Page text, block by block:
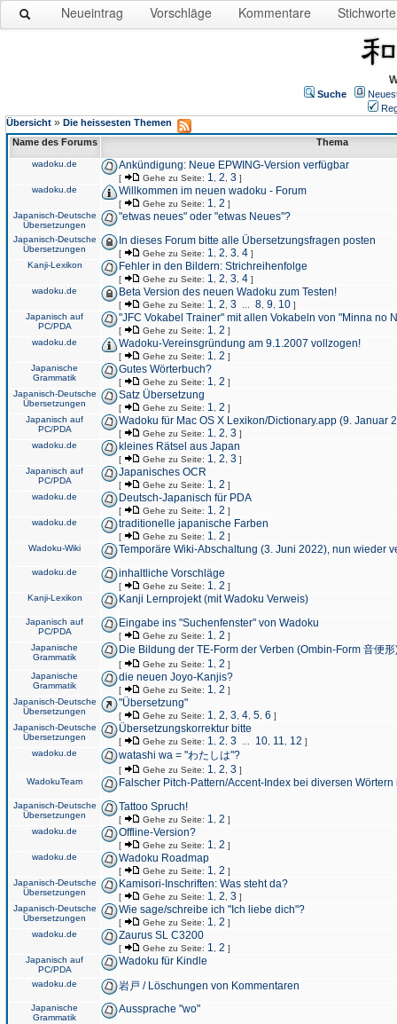
Neueintrag Vorschläge Kommentare Stichworte
Suche
Übersicht » Die heissesten Themen
Name des Forums
Thema
wadoku.de Ankündigung: Neue EPWING-Version verfügbar
[ Gehe zu Seite: 1 2 3 ]
wadoku.de
Willkommen im neuen wadoku - Forum
[ Gehe zu Seite: 1 2 ]
Japanisch-Deutsche
Übersetzungen
"etwas neues" oder "etwas Neues"?
Japanisch-Deutsche
Übersetzungen
In dieses Forum bitte alle Übersetzungsfragen posten
[ Gehe zu Seite: 1 2 3 4 ]
Kanji-Lexikon
Fehler in den Bildern: Strichreihenfolge
[ Gehe zu Seite: 1 2 3 4 ]
wadoku.de
Beta Version des neuen Wadoku zum Testen!
[ Gehe zu Seite: 1 2 3 8 9 10 ]
Japanisch auf
PC/PDA
"JFC Vokabel Trainer" mit allen Vokabeln von "Minna no
[ Gehe zu Seite: 1 2 ]
wadoku.de
Wadoku-Vereinsgründung am 9.1.2007 vollzogen!
[ Gehe zu Seite: 1 2 ]
Japanische
Grammatik
Gutes Wörterbuch?
[ Gehe zu Seite: 1 2 ]
Japanisch-Deutsche
Übersetzungen
Satz Übersetzung
[ Gehe zu Seite: 1 2 ]
Japanisch auf
PC/PDA
Wadoku für Mac OS X Lexikon/Dictionary.app (9. Januar
[ Gehe zu Seite: 1 2 3 ]
wadoku.de
kleines Rätsel aus Japan
[ Gehe zu Seite: 1 2 3 ]
Japanisch auf
PC/PDA
Japanisches OCR
[ Gehe zu Seite: 1 2 ]
wadoku.de
Deutsch-Japanisch für PDA
[ Gehe zu Seite: 1 2 ]
wadoku.de
traditionelle japanische Farben
[ Gehe zu Seite: 1 2 ]
Wadoku-Wiki
Temporäre Wiki-Abschaltung (3. Juni 2022), nun wieder
wadoku.de inhaltliche Vorschläge
[ Gehe zu Seite: 1 2 ]
Kanji-Lexikon
Kanji Lernprojekt (mit Wadoku Verweis)
Japanisch auf
PC/PDA
Eingabe ins "Suchenfenster" von Wadoku
[ Gehe zu Seite: 1 2 ]
Japanische
Grammatik
Die Bildung der TE-Form der Verben (Ombin-Form 音便形
[ Gehe zu Seite: 1 2 ]
Japanische
Grammatik
die neuen Joyo-Kanjis?
[ Gehe zu Seite: 1 2 ]
Japanisch-Deutsche
Übersetzungen
"Übersetzung"
[ Gehe zu Seite: 1 2 3 4 5 6 ]
Japanisch-Deutsche
Übersetzungen
Übersetzungskorrektur bitte
[ Gehe zu Seite: 1 2 3 10 11 12 ]
wadoku.de
watashi wa = "わたしは"?
[ Gehe zu Seite: 1 2 3 ]
WadokuTeam
Falscher Pitch-Pattern/Accent-Index bei diversen
Japanisch-Deutsche
Übersetzungen
Tattoo Spruch!
[ Gehe zu Seite: 1 2 ]
wadoku.de
Offline-Version?
[ Gehe zu Seite: 1 2 ]
wadoku.de
Wadoku Roadmap
[ Gehe zu Seite: 1 2 ]
Japanisch-Deutsche
Übersetzungen
Kamisori-Inschriften: Was steht da?
[ Gehe zu Seite: 1 2 3 ]
Japanisch-Deutsche
Übersetzungen
Wie sage/schreibe ich "Ich liebe dich"?
[ Gehe zu Seite: 1 2 ]
wadoku.de
Zaurus SL C3200
[ Gehe zu Seite: 1 2 ]
Japanisch auf
PC/PDA
Wadoku für Kindle
wadoku.de 岩戸 / Löschungen von Kommentaren
Japanische
Grammatik
Aussprache "wo"